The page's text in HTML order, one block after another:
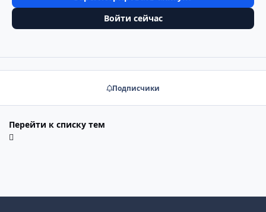
Войти сейчас
Подписчики
Перейти к списку тем